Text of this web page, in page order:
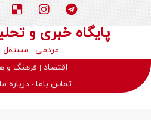
پایگاه خبری و
مردمی مستقل
اقتصاد
فرهنگ و
تماس باما درباره ما